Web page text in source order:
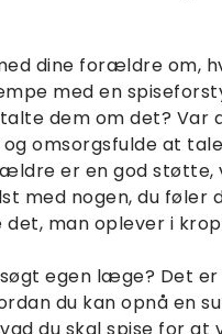
dine forældre om,
med en
dem om det? Var
omsorgsfulde at
er en god støtte,
med nogen, du føler
man oplever i krop
egen læge? Det er
du kan opnå en